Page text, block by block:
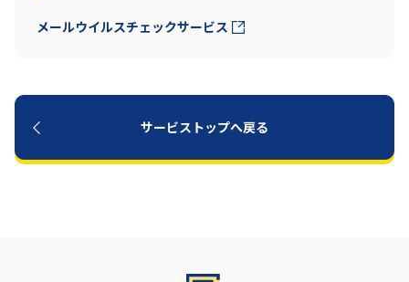
メールウイルスチェックサービス
サービストップへ戻る